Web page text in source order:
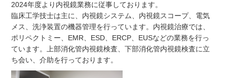
2024年度より内視鏡業務に従事しております。
臨床工学技士は主に、内視鏡システム、内視鏡スコープ、電気
メス、洗浄装置の機器管理を行っています。内視鏡治療では、
ポリペクトミー、EMR、ESD、ERCP、EUSなどの業務を行っ
ています。上部消化管内視鏡検査、下部消化管内視鏡検査に立
ち会い、介助を行っております。